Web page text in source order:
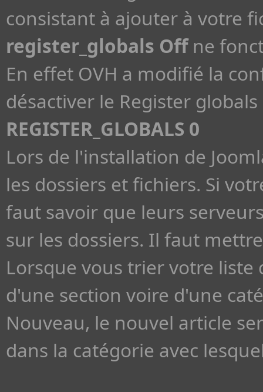
consistant à ajouter à votre
register_globals Offne
En effet OVH a modifié la
désactiver le Register
REGISTER_GLOBALS 0
Lors de l'installation de
les dossiers et fichiers. Si
faut savoir que leurs
sur les dossiers. Il faut
Lorsque vous trier votre
d'une section voire d'une
Nouveau, le nouvel article
dans la catégorie avec